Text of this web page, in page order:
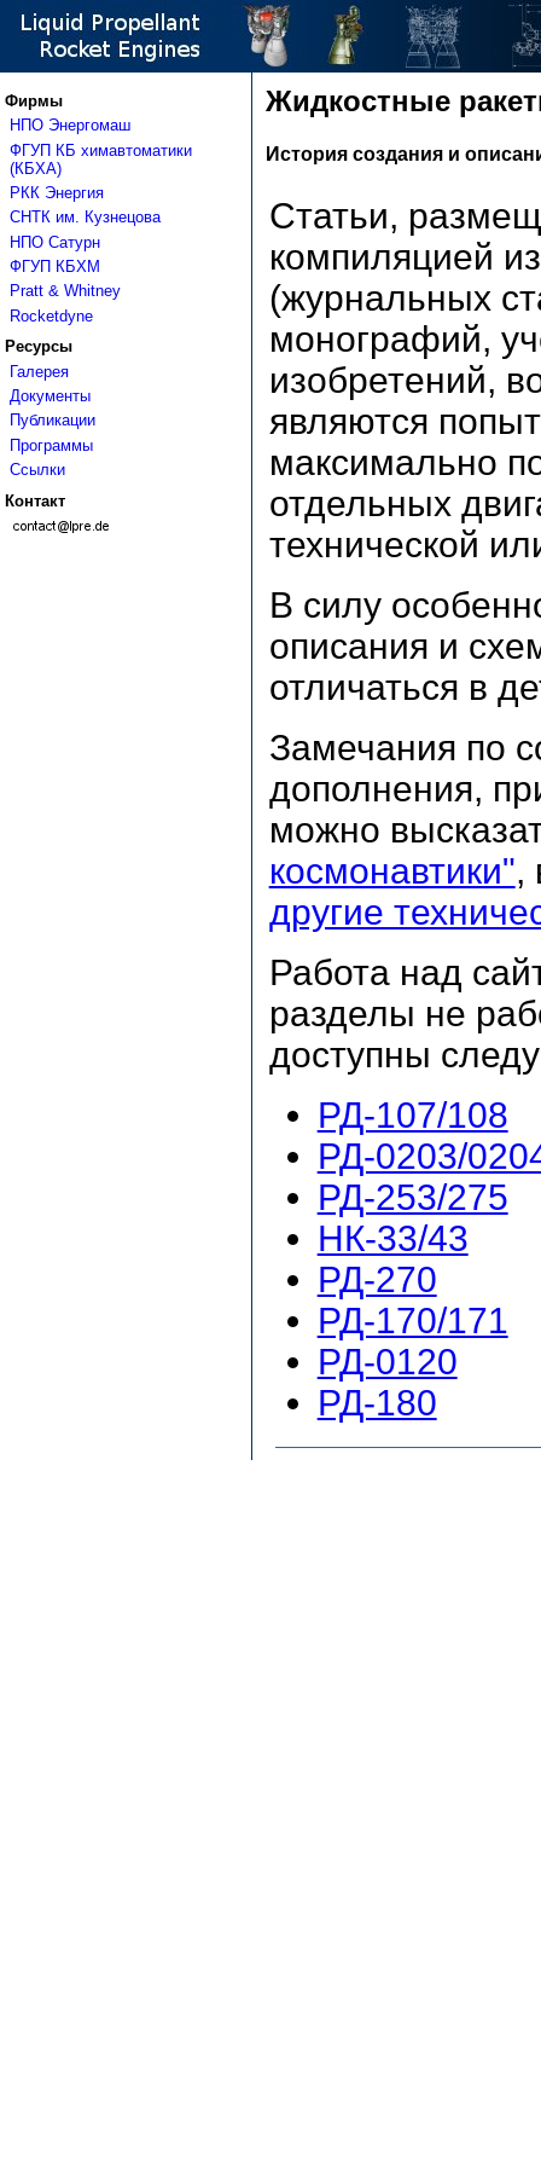
Фирмы
НПО Энергомаш
ФГУП КБ химавтоматики
(КБХА)
РКК Энергия
СНТК им. Кузнецова
НПО Сатурн
ФГУП КБХМ
Pratt & Whitney
Rocketdyne
Ресурсы
Галерея
Документы
Публикации
Программы
Ссылки
Контакт
Жидкостные
История создания и
Статьи,
компиляцией
(журнальных
монографий,
изобретений,
являются
максимально
отдельных
технической
В силу
описания и
отличаться в
Замечания по
дополнения,
можно
космонавтики",
другие
Работа над
разделы не
доступны
РД-107/108
РД-0203/
РД-253/275
НК-33/43
РД-270
РД-170/171
РД-0120
РД-180